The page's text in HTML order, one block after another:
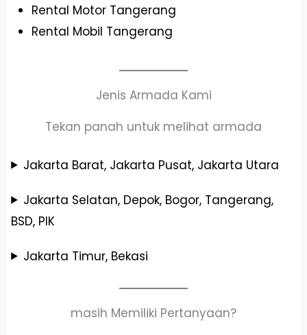
Rental Motor Tangerang
Rental Mobil Tangerang
Jenis Armada Kami
Tekan panah untuk melihat armada
Jakarta Barat, Jakarta Pusat, Jakarta Utara
Jakarta Selatan, Depok, Bogor, Tangerang,
BSD, PIK
Jakarta Timur, Bekasi
masih Memiliki Pertanyaan?